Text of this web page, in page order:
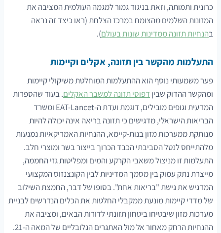
כרונית ותמותה, וזאת בניגוד גמור למגמה העולמית המציבה את
המזונות השלמים מהצומח במרכז הצלחת (ראו כיצד זה נראה
בהנחיות תזונה ממדינות שונות בעולם).
התעלמות מהקשר בין תזונה, אקלים וקיימות
פער משמעותי נוסף הוא ההתעלמות המוחלטת משיקולי קיימות
ומהקשר ההדוק שבין דפוסי תזונה למשבר האקלים. בעוד שהספרות
המדעית וגופים מובילים, דוגמת ועדת ה-EAT-Lancet ומשרד
הבריאות הישראלי, מדגישים כי תזונה בריאה אינה יכולה להיות
מנותקת ממערכות מזון בנות-קיימא, ההנחיות האמריקאיות נמנעות
מלהתייחס לנטל הסביבתי הכבד הכרוך בייצור בשר ומוצרי חלב.
התעלמות זו מניצול משאבי הקרקע והמים ומפליטות גזי החממה,
מייצרת נתק עמוק בין מסמך המדיניות לבין הקונצנזוס המקצועי
המדגיש את גישת "בריאות אחת". בסופו של דבר, החמצת השילוב
של מדדי קיימות מונעת ממקבלי החלטות את הכלים הנדרשים לבניית
מערכות מזון שיבטיחו ביטחון תזונתי לדורות הבאים, ומציבה את
ההנחיות הרחק מאחור אל מול האתגרים הגלובליים של המאה ה-21.